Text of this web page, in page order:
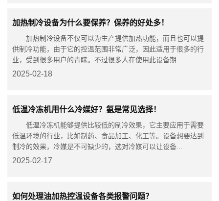
加热制冷设备为什么要保养？保养的好处多！
加热制冷设备不仅可以为生产提供加热功能，而且也可以提
供制冷功能，由于它的控温范围非常广泛，因此适用于很多的行
业，受到很多用户的青睐。不过很多人在使用此设备期...
2025-02-18
低温冷冻机用什么冷媒好？氨是常见选择！
低温冷冻机能够提供比较低的制冷效果，它主要应用于需要
低温环境的行业，比如制药、食品加工、化工等。设备想要达到
制冷的效果，冷媒是不可缺少的，选对冷媒可以让设备...
2025-02-17
如何处理油加热控温设备各类报警问题？